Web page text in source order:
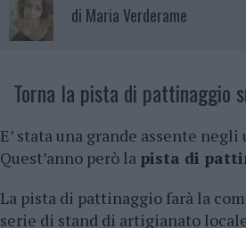
di Maria Verderame
Torna la pista di pattinaggio
E’ stata una grande assente
Quest’anno però la pista di
La pista di pattinaggio farà la
serie di stand di artigianato